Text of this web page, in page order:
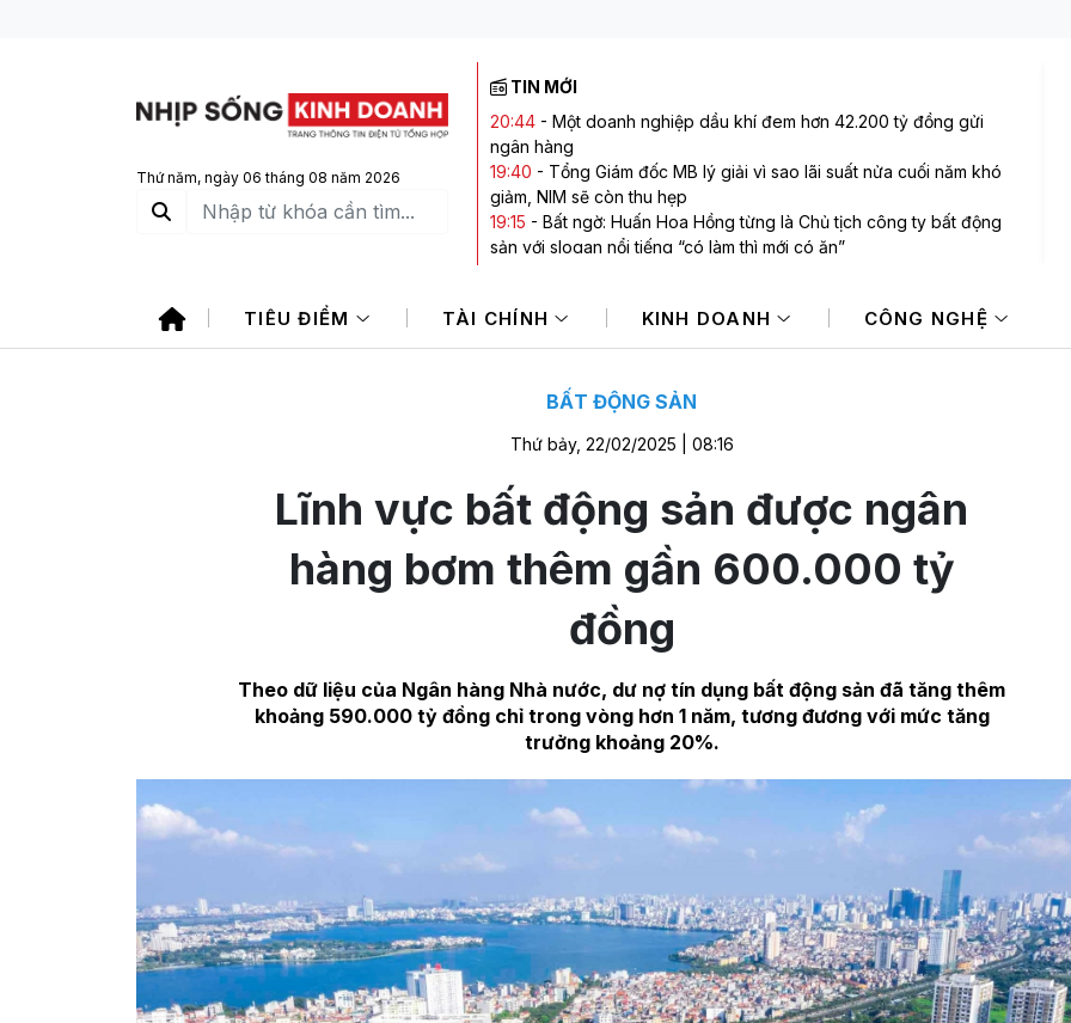
Thứ năm, ngày 06 tháng 08 năm 2026
TIN MỚI
20:44 - Một doanh nghiệp dầu khí đem hơn 42.200 tỷ đồng gửi
ngân hàng
19:40 - Tổng Giám đốc MB lý giải vì sao lãi suất nửa cuối năm khó
giảm, NIM sẽ còn thu hẹp
19:15 - Bất ngờ: Huấn Hoa Hồng từng là Chủ tịch công ty bất động
sản với slogan nổi tiếng “có làm thì mới có ăn”
17:42- Tâm lý thận trọng bao trùm, VN-Index giảm tiếp về gần
1.760 điểm
phiếu AI
TIÊU ĐIỂM TÀI CHÍNH KINH DOANH CÔNG NGHỆ
BẤT ĐỘNG SẢN
Thứ bảy, 22/02/2025 | 08:16
Lĩnh vực bất động sản được ngân
hàng bơm thêm gần 600.000 tỷ
đồng
Theo dữ liệu của Ngân hàng Nhà nước, dư nợ tín dụng bất động sản đã tăng thêm
khoảng 590.000 tỷ đồng chỉ trong vòng hơn 1 năm, tương đương với mức tăng
trưởng khoảng 20%.